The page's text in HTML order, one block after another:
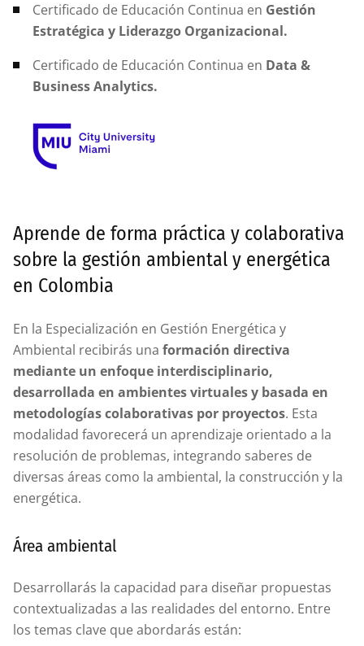
Certificado de Educación Continua en Gestión
Estratégica y Liderazgo Organizacional.
Certificado de Educación Continua en Data &
Business Analytics.
Aprende de forma práctica y colaborativa
sobre la gestión ambiental y energética
en Colombia
En la Especialización en Gestión Energética y
Ambiental recibirás una formación directiva
mediante un enfoque interdisciplinario,
desarrollada en ambientes virtuales y basada en
metodologías colaborativas por proyectos. Esta
modalidad favorecerá un aprendizaje orientado a la
resolución de problemas, integrando saberes de
diversas áreas como la ambiental, la construcción y la
energética.
Área ambiental
Desarrollarás la capacidad para diseñar propuestas
contextualizadas a las realidades del entorno. Entre
los temas clave que abordarás están: